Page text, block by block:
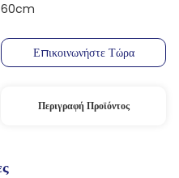
Επικοινωνήστε Τώρα
Περιγραφή Προϊόντος